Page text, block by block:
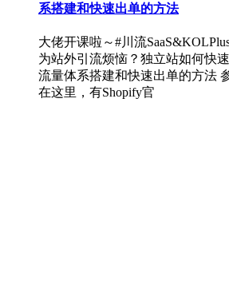
系搭建和快速出单的方法
大佬开课啦～#川流
为站外引流烦恼？独立站如何快
流量体系搭建和快速出单的方法
在这里，有Shopify官